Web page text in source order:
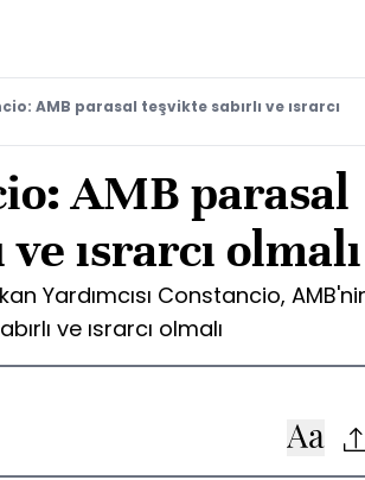
AMB parasal teşvikte sabırlı ve ısrarcı
AMB parasal
ısrarcı olmalı
Yardımcısı Constancio,
ve ısrarcı olmalı